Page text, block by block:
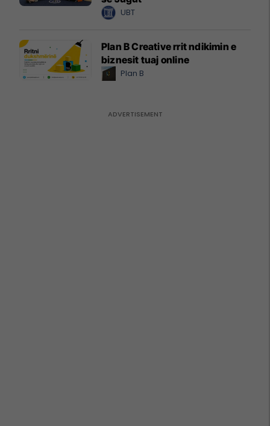
UBT
Plan B Creative rrit ndikimin e
biznesit tuaj online
Plan B